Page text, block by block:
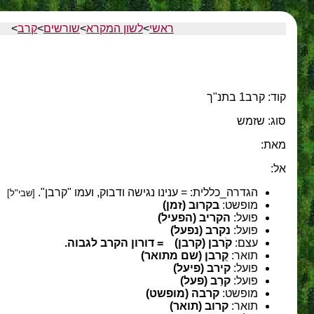
ראשי>לשון המקרא>שורשים>קרב>
קוד: קרב1 בתנ"ך
סוג: שזמש
מאת:
אל:
הגדרה_כללית: = ענינו נגישה ודבוק, ועמו "קרבן". [שבי"ל]
מופשט: בקרוב (זמן)
פועל: הקריב (הפעיל)
פועל: נקרב (נפעל)
עצם: קֹרבן (קרבן)
= דורון הקרב לגבוה.
תואר: קֻרבן (שם מתואר)
פועל: קירב (פיעל)
פועל: קרַב (פעל)
מופשט: קרבה (מופשט)
תואר: קרוב (תואר)